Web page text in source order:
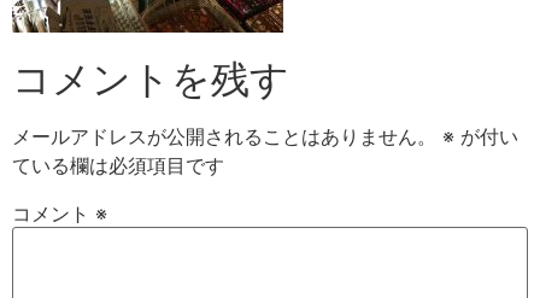
コメントを残す
メールアドレスが公開されることはありません。 ※ が付い
ている欄は必須項目です
コメント ※